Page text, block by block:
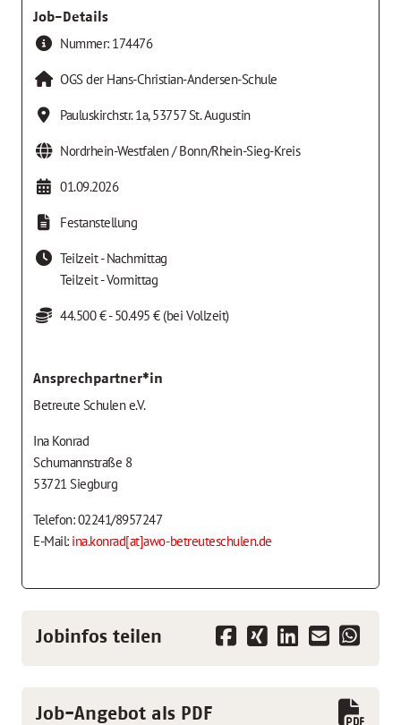
Job-Details
Nummer: 174476
OGS der Hans-Christian-Andersen-Schule
Pauluskirchstr. 1a,53757 St. Augustin
Nordrhein-Westfalen / Bonn/Rhein-Sieg-Kreis
01.09.2026
Festanstellung
Teilzeit - Nachmittag
Teilzeit - Vormittag
44.500 € - 50.495 € (bei Vollzeit)
Ansprechpartner*in
Betreute Schulen e.V.
Ina Konrad
Schumannstraße 8
53721 Siegburg
Telefon: 02241/8957247
E-Mail: ina.konrad[at]awo-betreuteschulen.de
Jobinfos teilen
Job-Angebot als PDF